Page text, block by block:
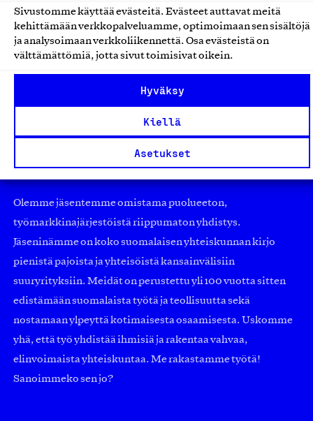
Sivustomme käyttää evästeitä. Evästeet auttavat meitä
kehittämään verkkopalveluamme, optimoimaan sen sisältöjä
ja analysoimaan verkkoliikennettä. Osa evästeistä on
välttämättömiä, jotta sivut toimisivat oikein.
Hyväksy
Kiellä
Asetukset
Makeiset
Oy Freca Sales Ab, Tuote
Keksit ja makeiset
Olemme jäsentemme omistama puolueeton,
työmarkkinajärjestöistä riippumaton yhdistys.
Jäseninämme on koko suomalaisen yhteiskunnan kirjo
pienistä pajoista ja yhteisöistä kansainvälisiin
suuryrityksiin. Meidät on perustettu yli 100 vuotta sitten
edistämään suomalaista työtä ja teollisuutta sekä
nostamaan ylpeyttä kotimaisesta osaamisesta. Uskomme
yhä, että työ yhdistää ihmisiä ja rakentaa vahvaa,
elinvoimaista yhteiskuntaa. Me rakastamme työtä!
Sanoimmeko sen jo?